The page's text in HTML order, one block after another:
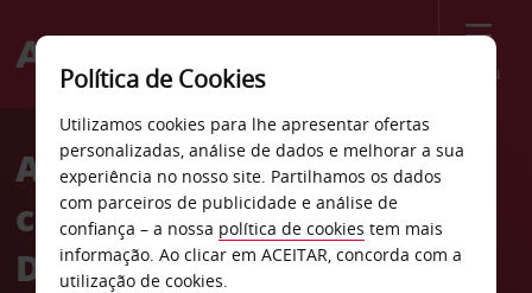
Menu
Welcome
AvisAluguer de
carros Aeroporto de
Dubuque
Política de Cookies
Utilizamos cookies para lhe apresentar ofertas
personalizadas, análise de dados e melhorar a sua
experiência no nosso site. Partilhamos os dados
com parceiros de publicidade e análise de
confiança – a nossa política de cookies tem mais
informação. Ao clicar em ACEITAR, concorda com a
utilização de cookies.